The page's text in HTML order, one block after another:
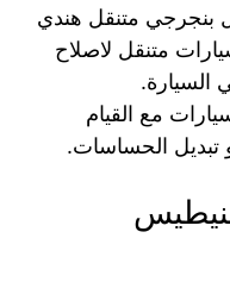
بنجرجي متنقل هندي
متنقل لاصلاح
السيارة.
مع القيام
تبديل الحساسات.